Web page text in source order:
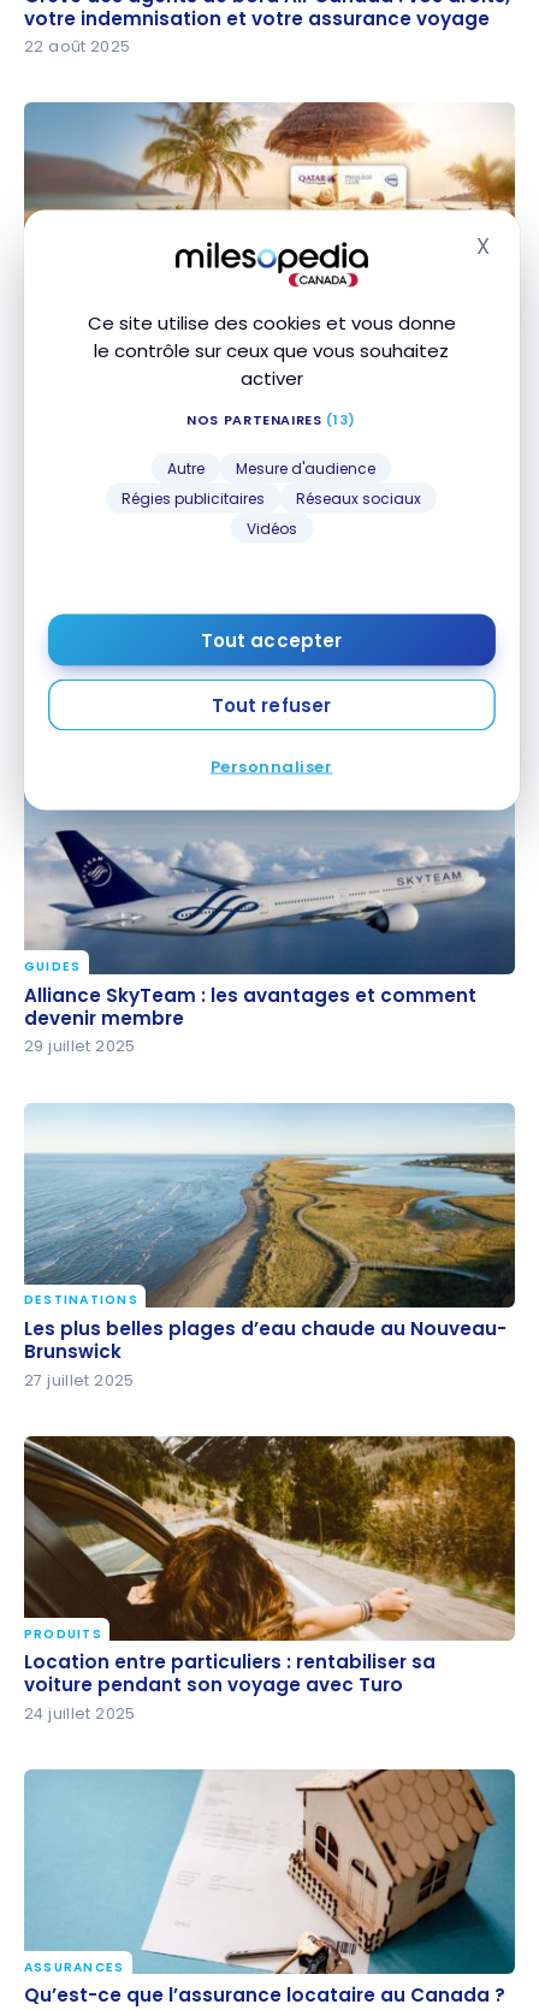
Ce site utilise des cookies et vous donne
le contrôle sur ceux que vous souhaitez
activer
NOS PARTENAIRES (13)
Autre
Mesure d'audience
Régies publicitaires
Réseaux sociaux
Vidéos
Tout accepter
Tout refuser
Personnaliser
X
votre indemnisation et votre assurance voyage
votre indemnisation et votre assurance voyage
22 août 2025
Achat de points : Obtenez jusqu’à 60 % en bonus à
l’achat d’Avios de Qatar Airways
Achat de points : Obtenez jusqu’à 60 % en bonus
à l’achat d’Avios de Qatar Airways
Costco : Nos meilleures astuces pour économiser
en entrepôt
TUTORIELS
Costco : Nos meilleures astuces pour économiser
en entrepôt
16 août 2025
Alliance SkyTeam : les avantages et comment
devenir membre
GUIDES
Alliance SkyTeam : les avantages et comment
devenir membre
29 juillet 2025
Les plus belles plages d’eau chaude au Nouveau-
Brunswick
DESTINATIONS
Les plus belles plages d’eau chaude au Nouveau-
Brunswick
27 juillet 2025
Location entre particuliers : rentabiliser sa
voiture pendant son voyage avec Turo
PRODUITS
Location entre particuliers : rentabiliser sa
voiture pendant son voyage avec Turo
24 juillet 2025
Qu’est-ce que l’assurance locataire au Canada ?
ASSURANCES
Qu’est-ce que l’assurance locataire au Canada ?